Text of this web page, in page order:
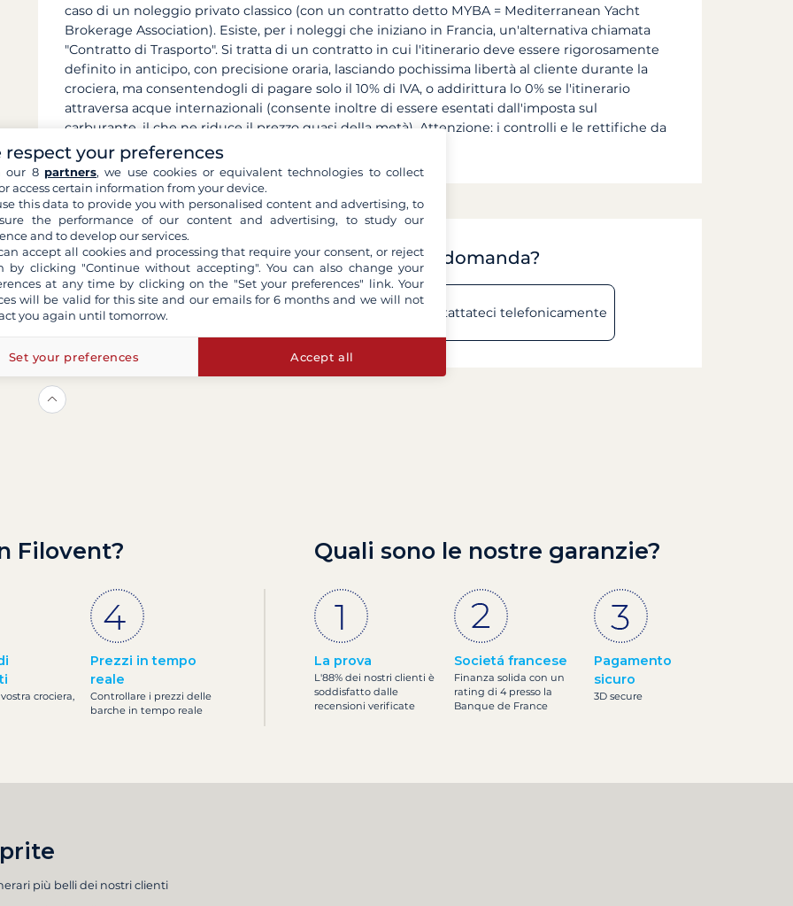
caso di un noleggio privato classico (con un contratto detto MYBA = Mediterranean Yacht
Brokerage Association). Esiste, per i noleggi che iniziano in Francia, un'alternativa chiamata
"Contratto di Trasporto". Si tratta di un contratto in cui l'itinerario deve essere rigorosamente
definito in anticipo, con precisione oraria, lasciando pochissima libertà al cliente durante la
crociera, ma consentendogli di pagare solo il 10% di IVA, o addirittura lo 0% se l'itinerario
attraversa acque internazionali (consente inoltre di essere esentati dall'imposta sul
carburante, il che ne riduce il prezzo quasi della metà). Attenzione: i controlli e le rettifiche da
parte delle autorità fiscali sono frequenti.
Non trova risposta alla sua domanda?
Contattateci via e-mail Contattateci telefonicamente
Filovent?
crociera,
Prezzi in tempo
reale
Controllare i prezzi delle
barche in tempo reale
Quali sono le nostre garanzie?
La prova
L'88% dei nostri clienti è
soddisfatto dalle
recensioni verificate
Societá francese
Finanza solida con un
rating di 4 presso la
Banque de France
Pagamento
sicuro
3D secure
più belli dei nostri clienti
respect your preferences
our 8 partners, we use cookies or equivalent technologies to collect
access certain information from your device.
this data to provide you with personalised content and advertising, to
the performance of our content and advertising, to study our
and to develop our services.
accept all cookies and processing that require your consent, or reject
by clicking "Continue without accepting". You can also change your
at any time by clicking on the "Set your preferences" link. Your
will be valid for this site and our emails for 6 months and we will not
you again until tomorrow.
Set your preferences Accept all